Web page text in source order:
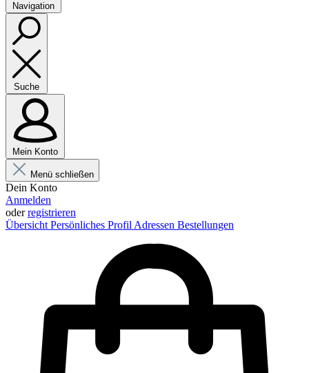
Navigation
Suche
Mein Konto
Menü schließen
Dein Konto
Anmelden
oderregistrieren
Übersicht Persönliches Profil Adressen Bestellungen